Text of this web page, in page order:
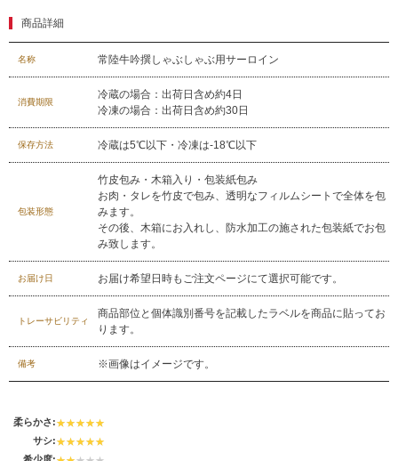
029-254-2441
お問合せフォーム
商品詳細
名称 常陸牛吟撰しゃぶしゃぶ用サーロイン
消費期限
冷蔵の場合：出荷日含め約4日
冷凍の場合：出荷日含め約30日
保存方法 冷蔵は5℃以下・冷凍は-18℃以下
包装形態
竹皮包み・木箱入り・包装紙包み
お肉・タレを竹皮で包み、透明なフィルムシートで全体を包
みます。
その後、木箱にお入れし、防水加工の施された包装紙でお包
み致します。
お届け日 お届け希望日時もご注文ページにて選択可能です。
トレーサビリティ
商品部位と個体識別番号を記載したラベルを商品に貼ってお
ります。
備考 ※画像はイメージです。
柔らかさ:
サシ: